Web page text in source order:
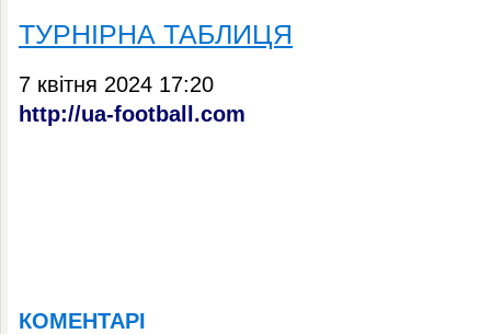
ТУРНІРНА ТАБЛИЦЯ
7 квітня 2024 17:20
http://ua-football.com
КОМЕНТАРІ